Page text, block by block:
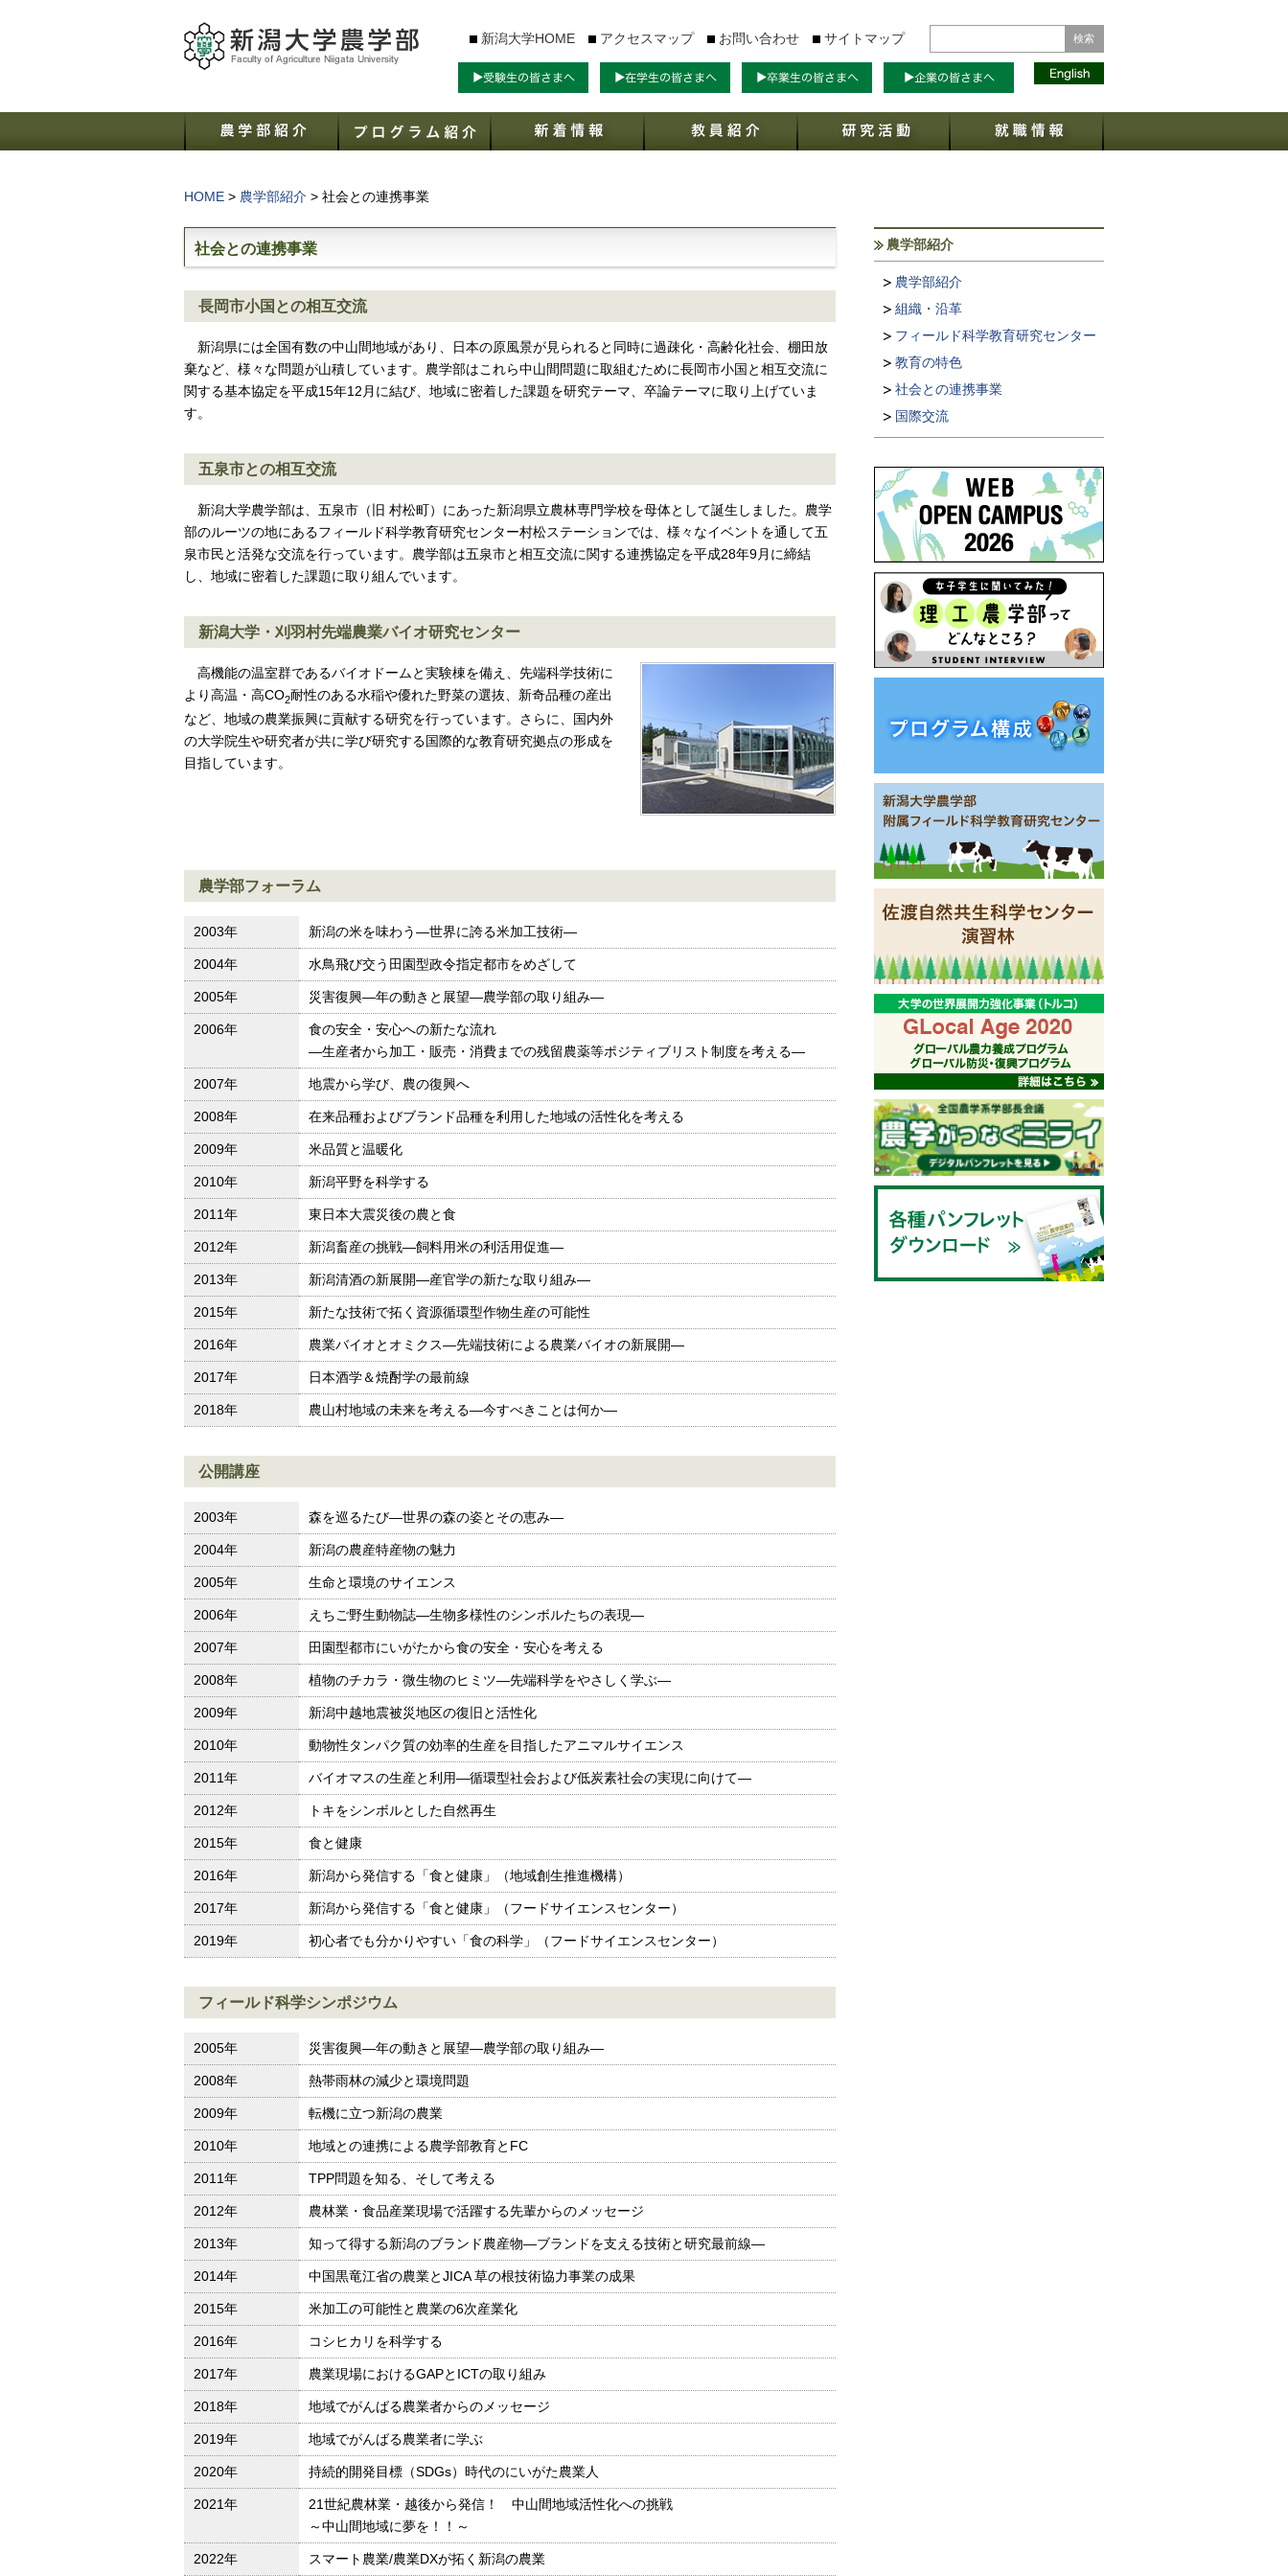
新潟大学HOME アクセスマップ お問い合わせ サイトマップ
HOME > 農学部紹介 > 社会との連携事業
社会との連携事業
長岡市小国との相互交流
新潟県には全国有数の中山間地域があり、日本の原風景が見られると同時に過疎化・高齢化社会、棚田放
棄など、様々な問題が山積しています。農学部はこれら中山間問題に取組むために長岡市小国と相互交流に
関する基本協定を平成15年12月に結び、地域に密着した課題を研究テーマ、卒論テーマに取り上げていま
す。
五泉市との相互交流
新潟大学農学部は、五泉市（旧 村松町）にあった新潟県立農林専門学校を母体として誕生しました。農学
部のルーツの地にあるフィールド科学教育研究センター村松ステーションでは、様々なイベントを通して五
泉市民と活発な交流を行っています。農学部は五泉市と相互交流に関する連携協定を平成28年9月に締結
し、地域に密着した課題に取り組んでいます。
新潟大学・刈羽村先端農業バイオ研究センター
高機能の温室群であるバイオドームと実験棟を備え、先端科学技術に
より高温・高CO2耐性のある水稲や優れた野菜の選抜、新奇品種の産出
など、地域の農業振興に貢献する研究を行っています。さらに、国内外
の大学院生や研究者が共に学び研究する国際的な教育研究拠点の形成を
目指しています。
農学部フォーラム
2003年 新潟の米を味わう—世界に誇る米加工技術—
2004年 水鳥飛び交う田園型政令指定都市をめざして
2005年 災害復興—年の動きと展望―農学部の取り組み—
2006年
食の安全・安心への新たな流れ
—生産者から加工・販売・消費までの残留農薬等ポジティブリスト制度を考える—
2007年 地震から学び、農の復興へ
2008年 在来品種およびブランド品種を利用した地域の活性化を考える
2009年 米品質と温暖化
2010年 新潟平野を科学する
2011年 東日本大震災後の農と食
2012年 新潟畜産の挑戦—飼料用米の利活用促進—
2013年 新潟清酒の新展開—産官学の新たな取り組み—
2015年 新たな技術で拓く資源循環型作物生産の可能性
2016年 農業バイオとオミクス—先端技術による農業バイオの新展開—
2017年 日本酒学＆焼酎学の最前線
2018年 農山村地域の未来を考える—今すべきことは何か—
公開講座
2003年 森を巡るたび—世界の森の姿とその恵み—
2004年 新潟の農産特産物の魅力
2005年 生命と環境のサイエンス
2006年 えちご野生動物誌—生物多様性のシンボルたちの表現—
2007年 田園型都市にいがたから食の安全・安心を考える
2008年 植物のチカラ・微生物のヒミツ—先端科学をやさしく学ぶ—
2009年 新潟中越地震被災地区の復旧と活性化
2010年 動物性タンパク質の効率的生産を目指したアニマルサイエンス
2011年 バイオマスの生産と利用—循環型社会および低炭素社会の実現に向けて—
2012年 トキをシンボルとした自然再生
2015年 食と健康
2016年 新潟から発信する「食と健康」（地域創生推進機構）
2017年 新潟から発信する「食と健康」（フードサイエンスセンター）
2019年 初心者でも分かりやすい「食の科学」（フードサイエンスセンター）
フィールド科学シンポジウム
2005年 災害復興―年の動きと展望—農学部の取り組み—
2008年 熱帯雨林の減少と環境問題
2009年 転機に立つ新潟の農業
2010年 地域との連携による農学部教育とFC
2011年 TPP問題を知る、そして考える
2012年 農林業・食品産業現場で活躍する先輩からのメッセージ
2013年 知って得する新潟のブランド農産物—ブランドを支える技術と研究最前線—
2014年 中国黒竜江省の農業とJICA 草の根技術協力事業の成果
2015年 米加工の可能性と農業の6次産業化
2016年 コシヒカリを科学する
2017年 農業現場におけるGAPとICTの取り組み
2018年 地域でがんばる農業者からのメッセージ
2019年 地域でがんばる農業者に学ぶ
2020年 持続的開発目標（SDGs）時代のにいがた農業人
2021年
21世紀農林業・越後から発信！ 中山間地域活性化への挑戦
～中山間地域に夢を！！～
2022年 スマート農業/農業DXが拓く新潟の農業
農学部紹介
農学部紹介
組織・沿革
フィールド科学教育研究センター
教育の特色
社会との連携事業
国際交流